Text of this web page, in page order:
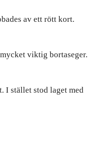
av ett rött kort.
viktig bortaseger.
I stället stod laget med